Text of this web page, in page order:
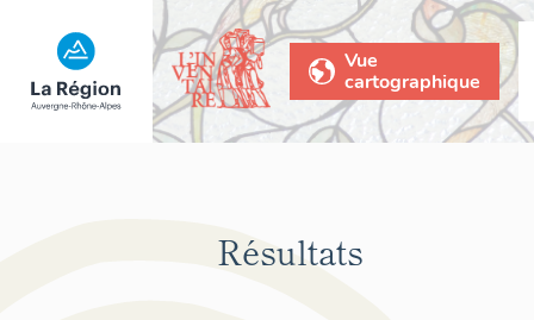
Vue
cartographique
Résultats